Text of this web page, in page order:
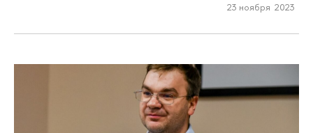
23 ноября 2023